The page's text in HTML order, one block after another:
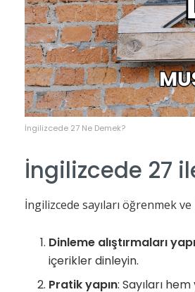
İngilizcede 27 Ne Demek?
İngilizcede 27
İngilizcede sayıları öğrenmek
Dinleme alıştırmaları
içerikler dinleyin.
Pratik yapın: Sayıları